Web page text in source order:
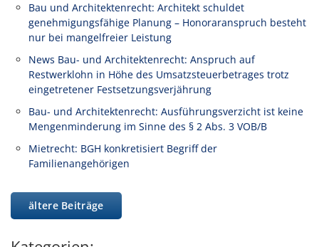
Bau und Architektenrecht: Architekt schuldet
genehmigungsfähige Planung – Honoraranspruch besteht
nur bei mangelfreier Leistung
News Bau- und Architektenrecht: Anspruch auf
Restwerklohn in Höhe des Umsatzsteuerbetrages trotz
eingetretener Festsetzungsverjährung
Bau- und Architektenrecht: Ausführungsverzicht ist keine
Mengenminderung im Sinne des § 2 Abs. 3 VOB/B
Mietrecht: BGH konkretisiert Begriff der
Familienangehörigen
ältere Beiträge